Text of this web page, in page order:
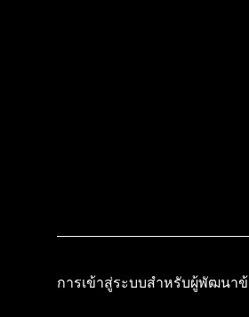
การเข้าสู่ระบบสำหรับผู้พัฒนา